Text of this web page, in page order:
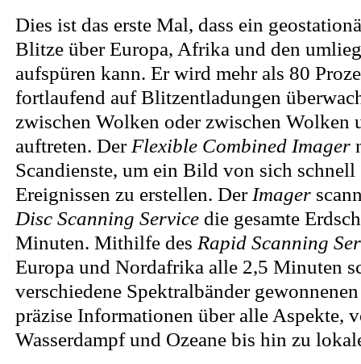
Dies ist das erste Mal, dass ein
Blitze über Europa, Afrika und den
aufspüren kann. Er wird mehr als 80
fortlaufend auf Blitzentladungen
zwischen Wolken oder zwischen Wolken
auftreten. DerFlexible Combined Imager
Scandienste, um ein Bild von sich
Ereignissen zu erstellen. DerImager
Disc Scanning Service die gesamte
Minuten. Mithilfe des Rapid Scanning
Europa und Nordafrika alle 2,5 Minuten
verschiedene Spektralbänder
präzise Informationen über alle Aspekte,
Wasserdampf und Ozeane bis hin zu